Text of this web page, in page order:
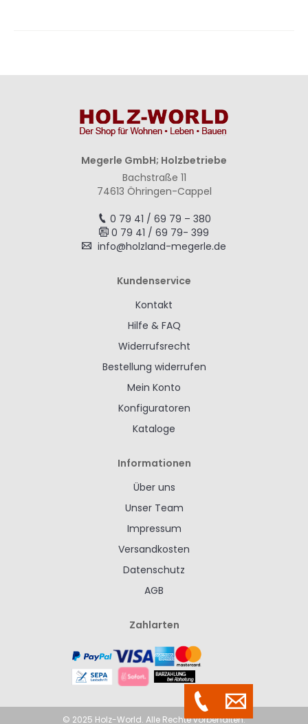
Megerle GmbH; Holzbetriebe
Bachstraße 11
74613 Öhringen-Cappel
0 79 41 / 69 79 – 380
0 79 41 / 69 79- 399
info@holzland-megerle.de
Kundenservice
Kontakt
Hilfe & FAQ
Widerrufsrecht
Bestellung widerrufen
Mein Konto
Konfiguratoren
Kataloge
Informationen
Über uns
Unser Team
Impressum
Versandkosten
Datenschutz
AGB
Zahlarten
© 2025 Holz-World. Alle Rechte vorbehalten.